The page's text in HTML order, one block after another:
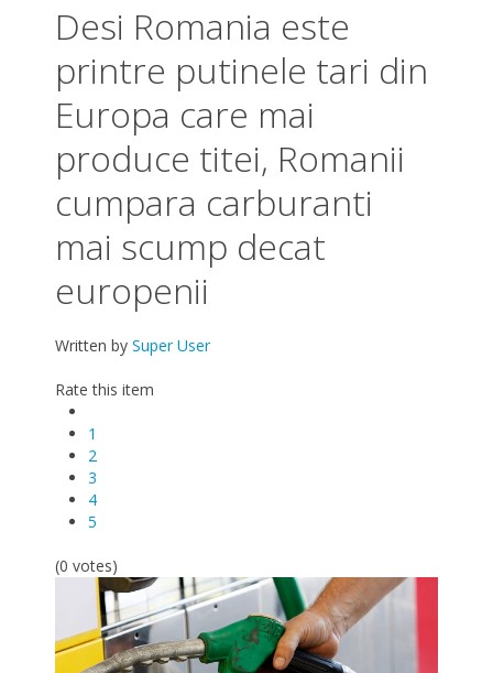
Desi Romania este
printre putinele tari din
Europa care mai
produce titei, Romanii
cumpara carburanti
mai scump decat
europenii
Written by Super User
Rate this item
1
2
3
4
5
(0 votes)